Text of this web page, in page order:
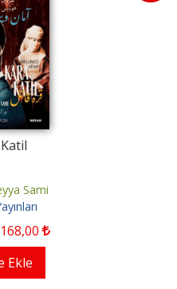
Sami
168,00
Ekle